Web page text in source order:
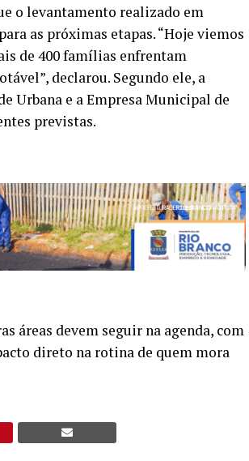
o levantamento realizado em
as próximas etapas. “Hoje viemos
de 400 famílias enfrentam
declarou. Segundo ele, a
Urbana e a Empresa Municipal de
previstas.
áreas devem seguir na agenda, com
direto na rotina de quem mora